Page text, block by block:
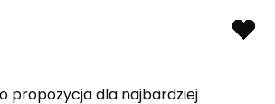
propozycja dla najbardziej